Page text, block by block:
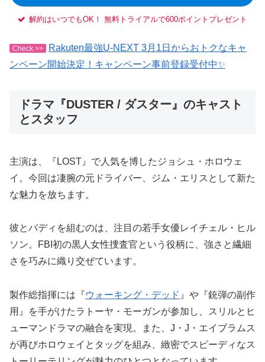
解約はいつでもOK！ 無料トライアルで600ポイントプレゼント
Check >>
Rakuten最強U-NEXT 3月1日からおトクなキャ
ンペーン開始決定！キャンペーン事前登録受付中✨
ドラマ『DUSTER / ダスター』のキャスト
とスタッフ
主演は、『LOST』で人気を博したジョシュ・ホロウェ
イ。今回は凄腕の元ドライバー、ジム・エリスとして新た
な魅力を放ちます。
彼とバディを組むのは、注目の若手女優レイチェル・ヒル
ソン。FBI初の黒人女性捜査官という役柄に、強さと繊細
さを巧みに織り交ぜています。
製作総指揮には『ウォーキング・デッド 』や『銃弾の副作
用』を手がけたラトーヤ・モーガンが参加し、スリルとヒ
ューマンドラマの融合を実現。また、J・J・エイブラムス
が再びホロウェイとタッグを組み、緻密でスピーディなス